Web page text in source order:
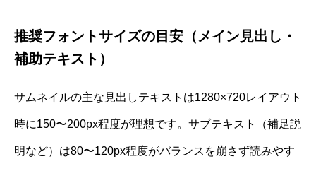
推奨フォントサイズの目安（メイン見出し・
補助テキスト）
サムネイルの主な見出しテキストは1280×720レイアウト
時に150〜200px程度が理想です。サブテキスト（補足説
明など）は80〜120px程度がバランスを崩さず読みやす